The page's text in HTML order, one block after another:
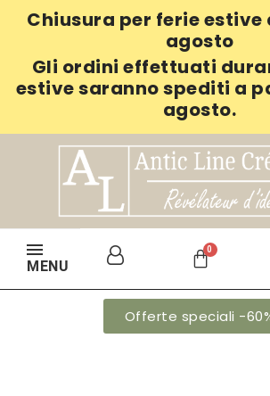
Chiusura per ferie estive
agosto
Gli ordini effettuati
estive saranno spediti a
agosto.
MENU
Offerte speciali -